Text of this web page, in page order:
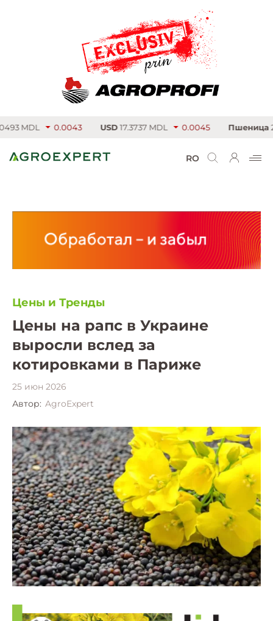
MDL 0.0043 USD17.3737 MDL 0.0045 Пшеница
RO
Цены и Тренды
Цены на рапс в Украине
выросли вслед за
котировками в Париже
25 июн 2026
Автор: AgroExpert